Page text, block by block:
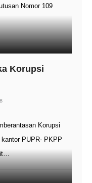
Nomor 109
Korupsi
Korupsi
PUPR- PKPP